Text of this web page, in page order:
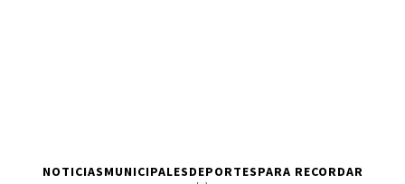
NOTICIASMUNICIPALESDEPORTESPARA RECORDAR